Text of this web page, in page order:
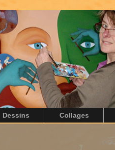
Dessins Collages